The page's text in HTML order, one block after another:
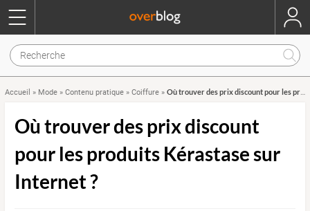
Accueil » Mode » Contenu pratique » Coiffure » Où trouver des prix discount pour les produits Kérastase sur Internet ?
Où trouver des prix discount
pour les produits Kérastase sur
Internet ?